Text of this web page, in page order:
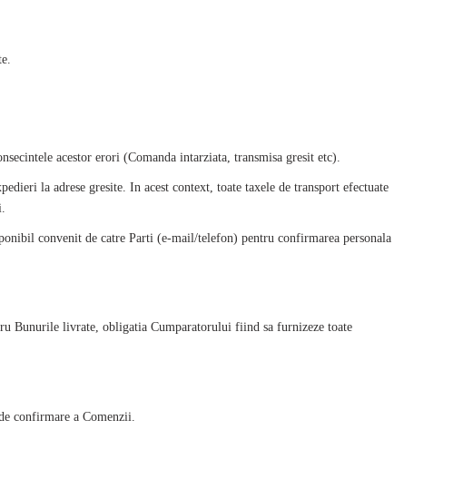
acestor erori (Comanda intarziata, transmisa gresit etc).
la adrese gresite. In acest context, toate taxele de transport efectuate
convenit de catre Parti (e-mail/telefon) pentru confirmarea personala
Bunurile livrate, obligatia Cumparatorului fiind sa furnizeze toate
confirmare a Comenzii.